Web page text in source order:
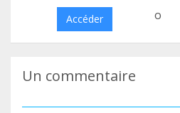
Accéder o
Un commentaire